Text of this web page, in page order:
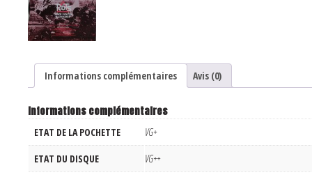
Informations complémentaires Avis (0)
Informations complémentaires
ETAT DE LA POCHETTE
VG+
ETAT DU DISQUE
VG++